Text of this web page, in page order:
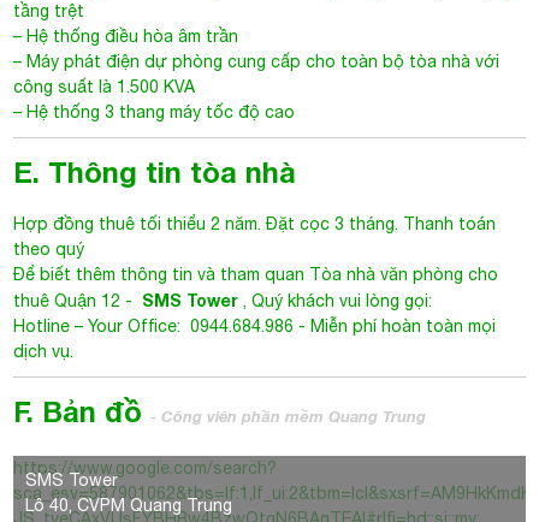
tầng trệt
– Hệ thống điều hòa âm trần
– Máy phát điện dự phòng cung cấp cho toàn bộ tòa nhà với
công suất là 1.500 KVA
– Hệ thống 3 thang máy tốc độ cao
E. Thông tin tòa nhà
Hợp đồng thuê tối thiểu 2 năm. Đặt cọc 3 tháng. Thanh toán
theo quý
Để biết thêm thông tin và tham quan Tòa nhà văn phòng cho
thuê Quận 12 - SMS Tower , Quý khách vui lòng gọi:
Hotline – Your Office: 0944.684.986 - Miễn phí hoàn toàn mọi
dịch vụ.
F. Bản đồ- Công viên phần mềm Quang Trung
SMS Tower
Lô 40, CVPM Quang Trung
https://www.google.com/search?